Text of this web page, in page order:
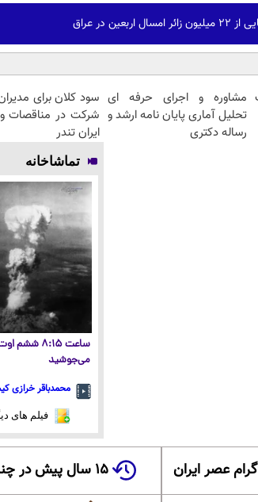
در عراق
مشاوره و اجرای حرفه ای
تحلیل آماری پایان نامه ارشد و
رساله دکتری
سود کلان برای
شرکت در مناقصات و
ایران تندر
تماشاخانه
ساعت ۸:۱۵
می‌جوشید
محمدباقر خرازی
فیلم های
عصر ایران ۱۵ سال پیش در چنین روزی